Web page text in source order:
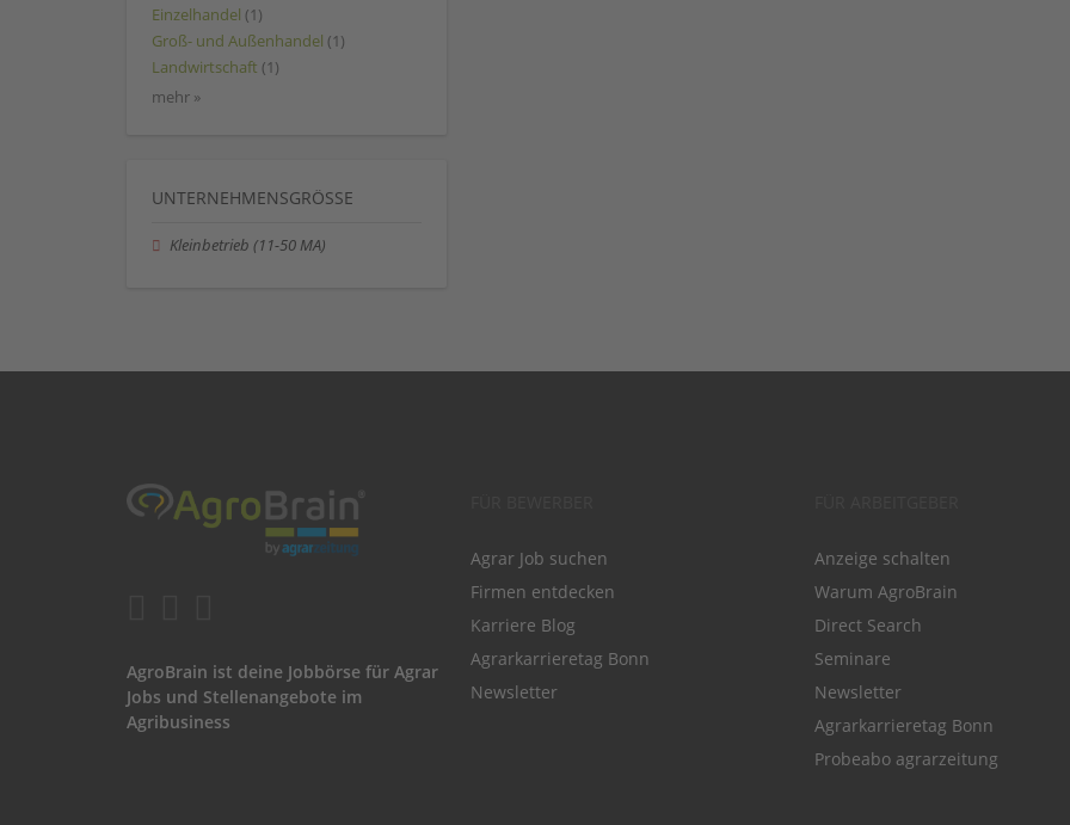
Einzelhandel (1)
Groß- und Außenhandel (1)
Landwirtschaft (1)
mehr »
UNTERNEHMENSGRÖSSE
Kleinbetrieb (11-50 MA)
AgroBrain ist deine Jobbörse für Agrar
Jobs und Stellenangebote im
Agribusiness
Agrar Job suchen
Firmen entdecken
Karriere Blog
Agrarkarrieretag Bonn
Newsletter
Anzeige schalten
Warum AgroBrain
Direct Search
Seminare
Newsletter
Agrarkarrieretag Bonn
Probeabo agrarzeitung